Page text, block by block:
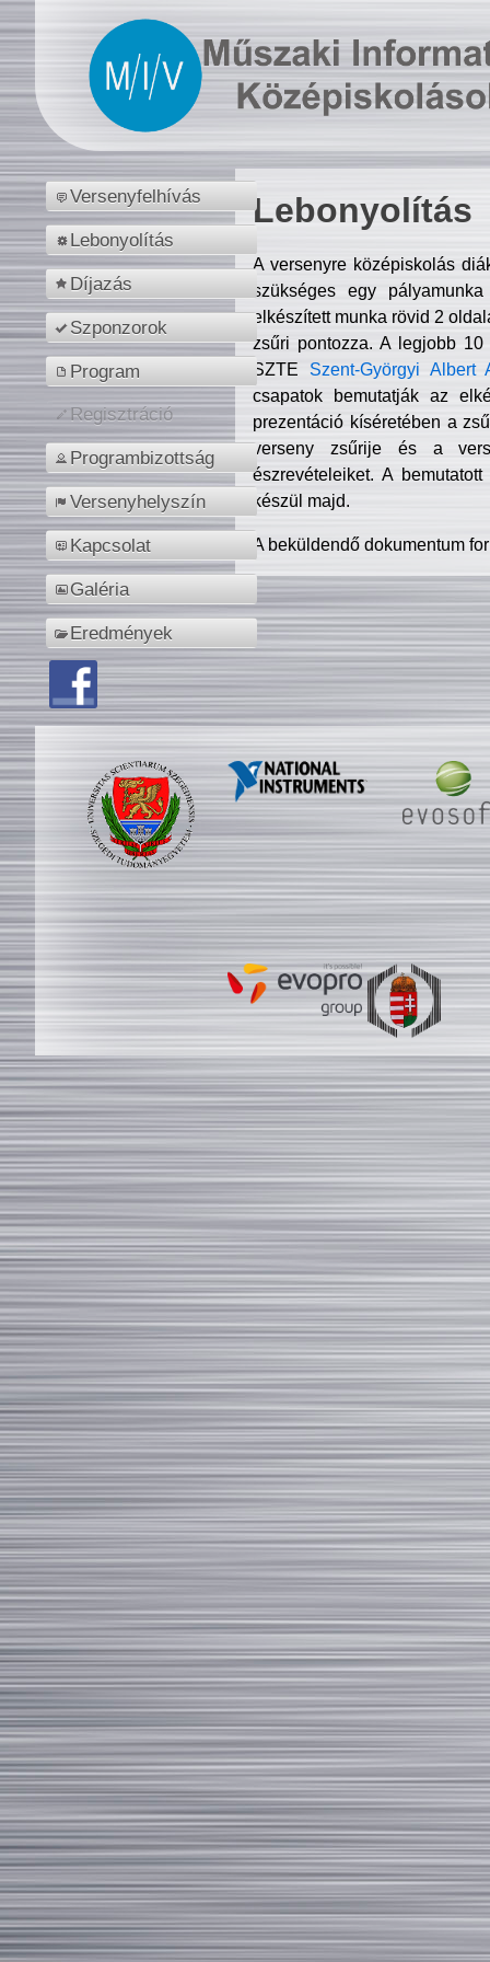
Versenyfelhívás
Lebonyolítás
Díjazás
Szponzorok
Program
Regisztráció
Programbizottság
Versenyhelyszín
Kapcsolat
Galéria
Eredmények
Lebonyolítás
A versenyre középiskolás
szükséges egy
elkészített munka rövid 2
zsűri pontozza. A legjobb
SZTE Szent-Györgyi Albert
csapatok bemutatják az
prezentáció kíséretében a
verseny zsűrije és a
észrevételeiket. A
készül majd.
A beküldendő dokumentum